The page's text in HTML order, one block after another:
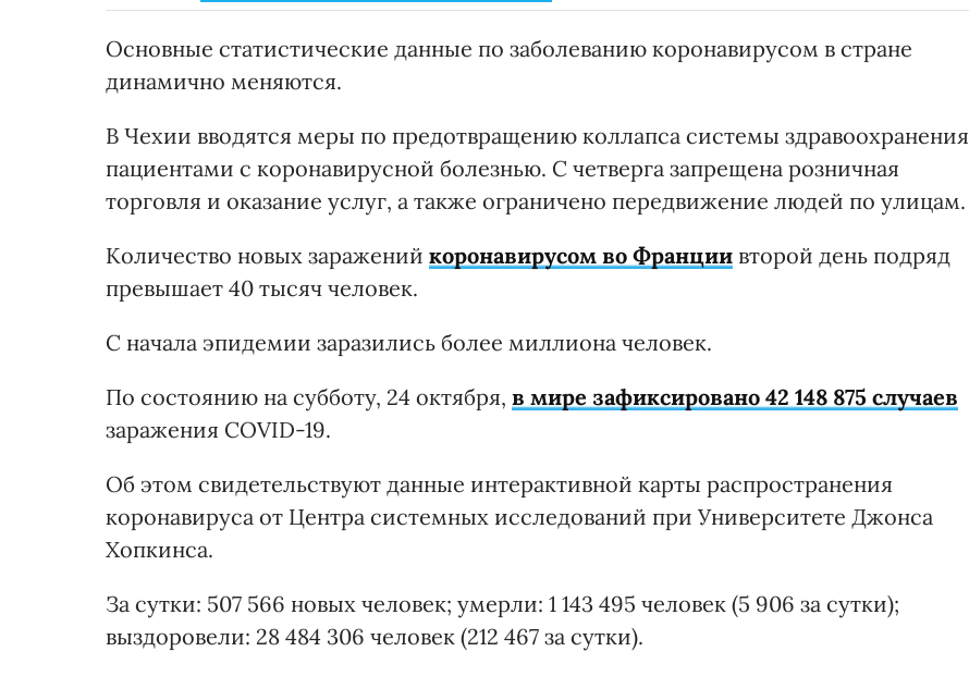
Основные статистические данные по заболеванию коронавирусом в стране
динамично меняются.
В Чехии вводятся меры по предотвращению коллапса системы здравоохранения
пациентами с коронавирусной болезнью. С четверга запрещена розничная
торговля и оказание услуг, а также ограничено передвижение людей по улицам.
Количество новых заражений коронавирусом во Франции второй день подряд
превышает 40 тысяч человек.
С начала эпидемии заразились более миллиона человек.
По состоянию на субботу, 24 октября, в мире зафиксировано 42 148 875 случаев
заражения COVID-19.
Об этом свидетельствуют данные интерактивной карты распространения
коронавируса от Центра системных исследований при Университете Джонса
Хопкинса.
За сутки: 507 566 новых человек; умерли: 1 143 495 человек (5 906 за сутки);
выздоровели: 28 484 306 человек (212 467 за сутки).